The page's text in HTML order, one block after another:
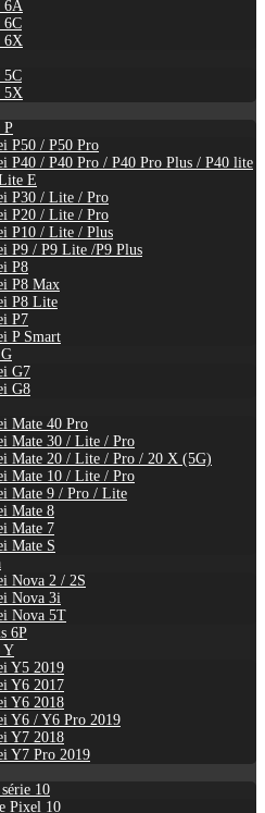
6A
6C
6X
5C
5X
P
P50 / P50 Pro
P40 / P40 Pro / P40 Pro Plus / P40 lite
E
P30 / Lite / Pro
P20 / Lite / Pro
P10 / Lite / Plus
P9 / P9 Lite /P9 Plus
P8
P8 Max
P8 Lite
P7
P Smart
G7
G8
Mate 40 Pro
Mate 30 / Lite / Pro
Mate 20 / Lite / Pro / 20 X (5G)
Mate 10 / Lite / Pro
Mate 9 / Pro / Lite
Mate 8
Mate 7
Mate S
Nova 2 / 2S
Nova 3i
Nova 5T
6P
Y
Y5 2019
Y6 2017
Y6 2018
Y6 / Y6 Pro 2019
Y7 2018
Y7 Pro 2019
10
Pixel 10